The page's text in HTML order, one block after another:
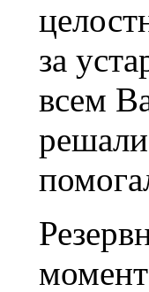
за
всем